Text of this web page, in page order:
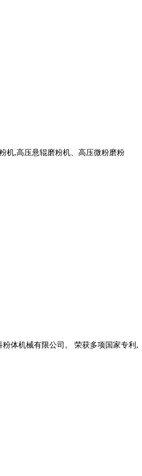
机,高压悬辊磨粉机、高压微粉磨粉
体机械有限公司。 荣获多项国家专利,